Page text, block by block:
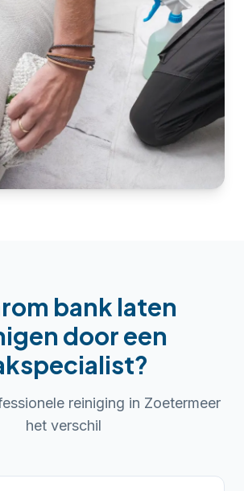
bank laten
door een
reiniging in Zoetermeer
het verschil